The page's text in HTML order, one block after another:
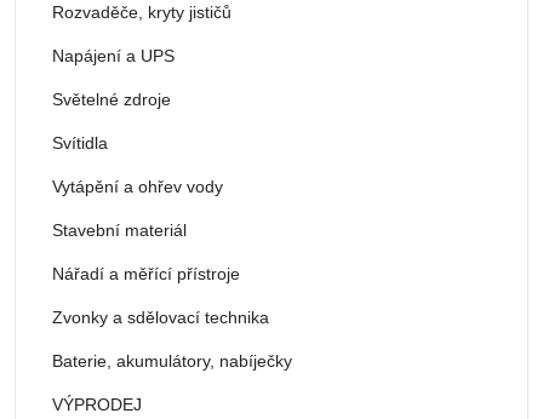
Rozvaděče, kryty jističů
Napájení a UPS
Světelné zdroje
Svítidla
Vytápění a ohřev vody
Stavební materiál
Nářadí a měřící přístroje
Zvonky a sdělovací technika
Baterie, akumulátory, nabíječky
VÝPRODEJ